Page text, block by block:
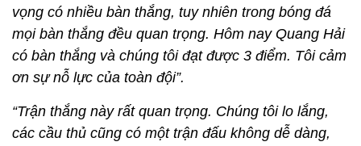
vọng có nhiều bàn thắng, tuy nhiên trong bóng đá
mọi bàn thắng đều quan trọng. Hôm nay Quang Hải
có bàn thắng và chúng tôi đạt được 3 điểm. Tôi cảm
ơn sự nỗ lực của toàn đội”.
“Trận thắng này rất quan trọng. Chúng tôi lo lắng,
các cầu thủ cũng có một trận đấu không dễ dàng,